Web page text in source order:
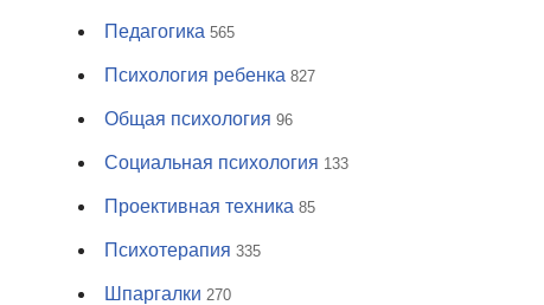
Педагогика 565
Психология ребенка 827
Общая психология 96
Социальная психология 133
Проективная техника 85
Психотерапия 335
Шпаргалки 270